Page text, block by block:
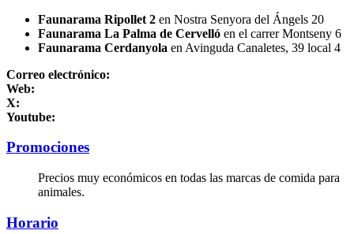
Faunarama Ripollet 2 en Nostra Senyora del Ángels 20
Faunarama La Palma de Cervelló en el carrer Montseny 6
Faunarama Cerdanyola en Avinguda Canaletes, 39 local 4
Correo electrónico:
Web:
X:
Youtube:
Promociones
Precios muy económicos en todas las marcas de comida para
animales.
Horario